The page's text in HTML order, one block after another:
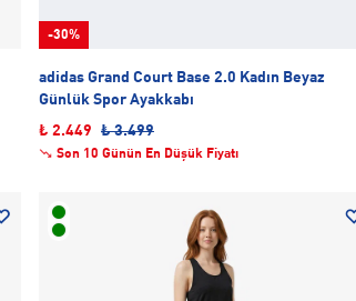
-30%
adidas Grand Court Base 2.0 Kadın Beyaz
Günlük Spor Ayakkabı
₺ 2.449
₺ 3.499
Son 10 Günün En Düşük Fiyatı